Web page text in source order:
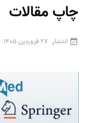
چاپ مقالات
انتشار 27 فروردین 1405